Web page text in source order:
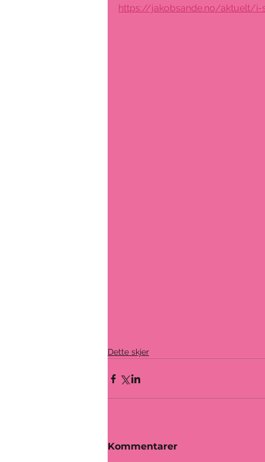
https://jakobsande.no/aktuelt/i-
Dette skjer
Kommentarer